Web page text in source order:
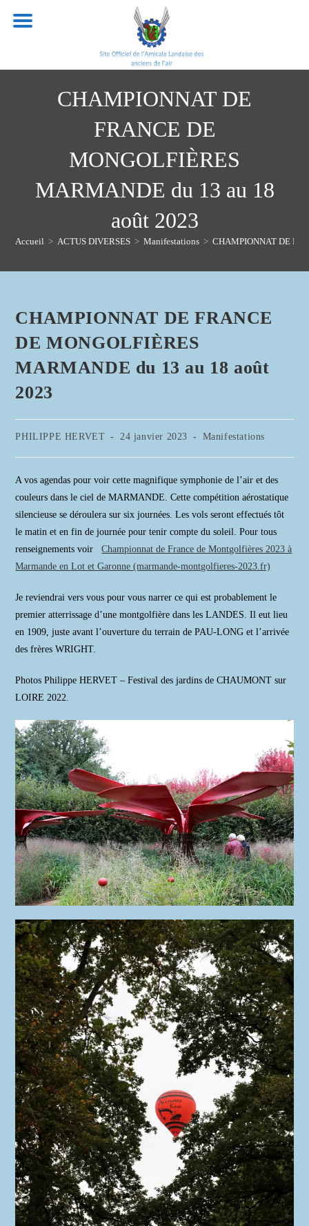
CHAMPIONNAT DE
FRANCE DE
MONGOLFIÈRES
MARMANDE du 13 au 18
août 2023
Accueil > ACTUS DIVERSES > Manifestations > CHAMPIONNAT DE
CHAMPIONNAT DE FRANCE
DE MONGOLFIÈRES
MARMANDE du 13 au 18 août
2023
Auteur/autrice
publication :
PHILIPPE HERVET
Publication
24 janvier 2023
Post
Manifestations
A vos agendas pour voir cette magnifique symphonie de l’air et des
couleurs dans le ciel de MARMANDE. Cette compétition aérostatique
silencieuse se déroulera sur six journées. Les vols seront effectués tôt
le matin et en fin de journée pour tenir compte du soleil. Pour tous
renseignements voirChampionnat de France de Montgolfières 2023 à
Marmande en Lot et Garonne (marmande-montgolfieres-2023.fr)
Je reviendrai vers vous pour vous narrer ce qui est probablement le
premier atterrissage d’une montgolfière dans les LANDES. Il eut lieu
en 1909, juste avant l’ouverture du terrain de PAU-LONG et l’arrivée
des frères WRIGHT.
Photos Philippe HERVET – Festival des jardins de CHAUMONT sur
LOIRE 2022.